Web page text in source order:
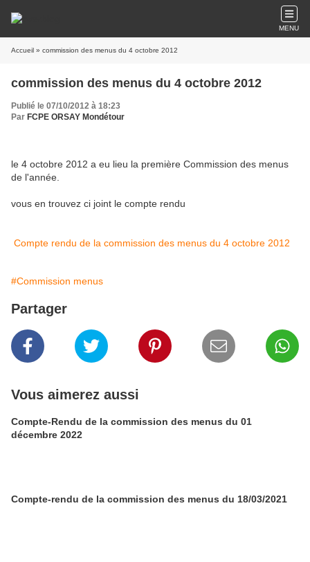
MENU
Accueil » commission des menus du 4 octobre 2012
commission des menus du 4 octobre 2012
Publié le 07/10/2012 à 18:23
Par FCPE ORSAY Mondétour
le 4 octobre 2012 a eu lieu la première Commission des menus
de l'année.
vous en trouvez ci joint le compte rendu
Compte rendu de la commission des menus du 4 octobre 2012
#Commission menus
Partager
Vous aimerez aussi
Compte-Rendu de la commission des menus du 01
décembre 2022
Compte-rendu de la commission des menus du 18/03/2021